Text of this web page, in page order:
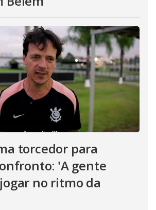
torcedor para
'A gente
no ritmo da